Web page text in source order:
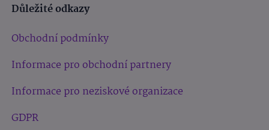
Důležité odkazy
Obchodní podmínky
Informace pro obchodní partnery
Informace pro neziskové organizace
GDPR